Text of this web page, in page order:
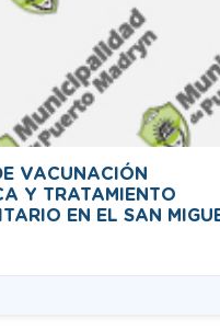
VACUNACIÓN
Y TRATAMIENTO
EN EL SAN